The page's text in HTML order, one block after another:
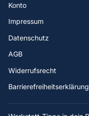
Konto
Impressum
Datenschutz
AGB
Widerrufsrecht
Barrierefreiheitserklärung